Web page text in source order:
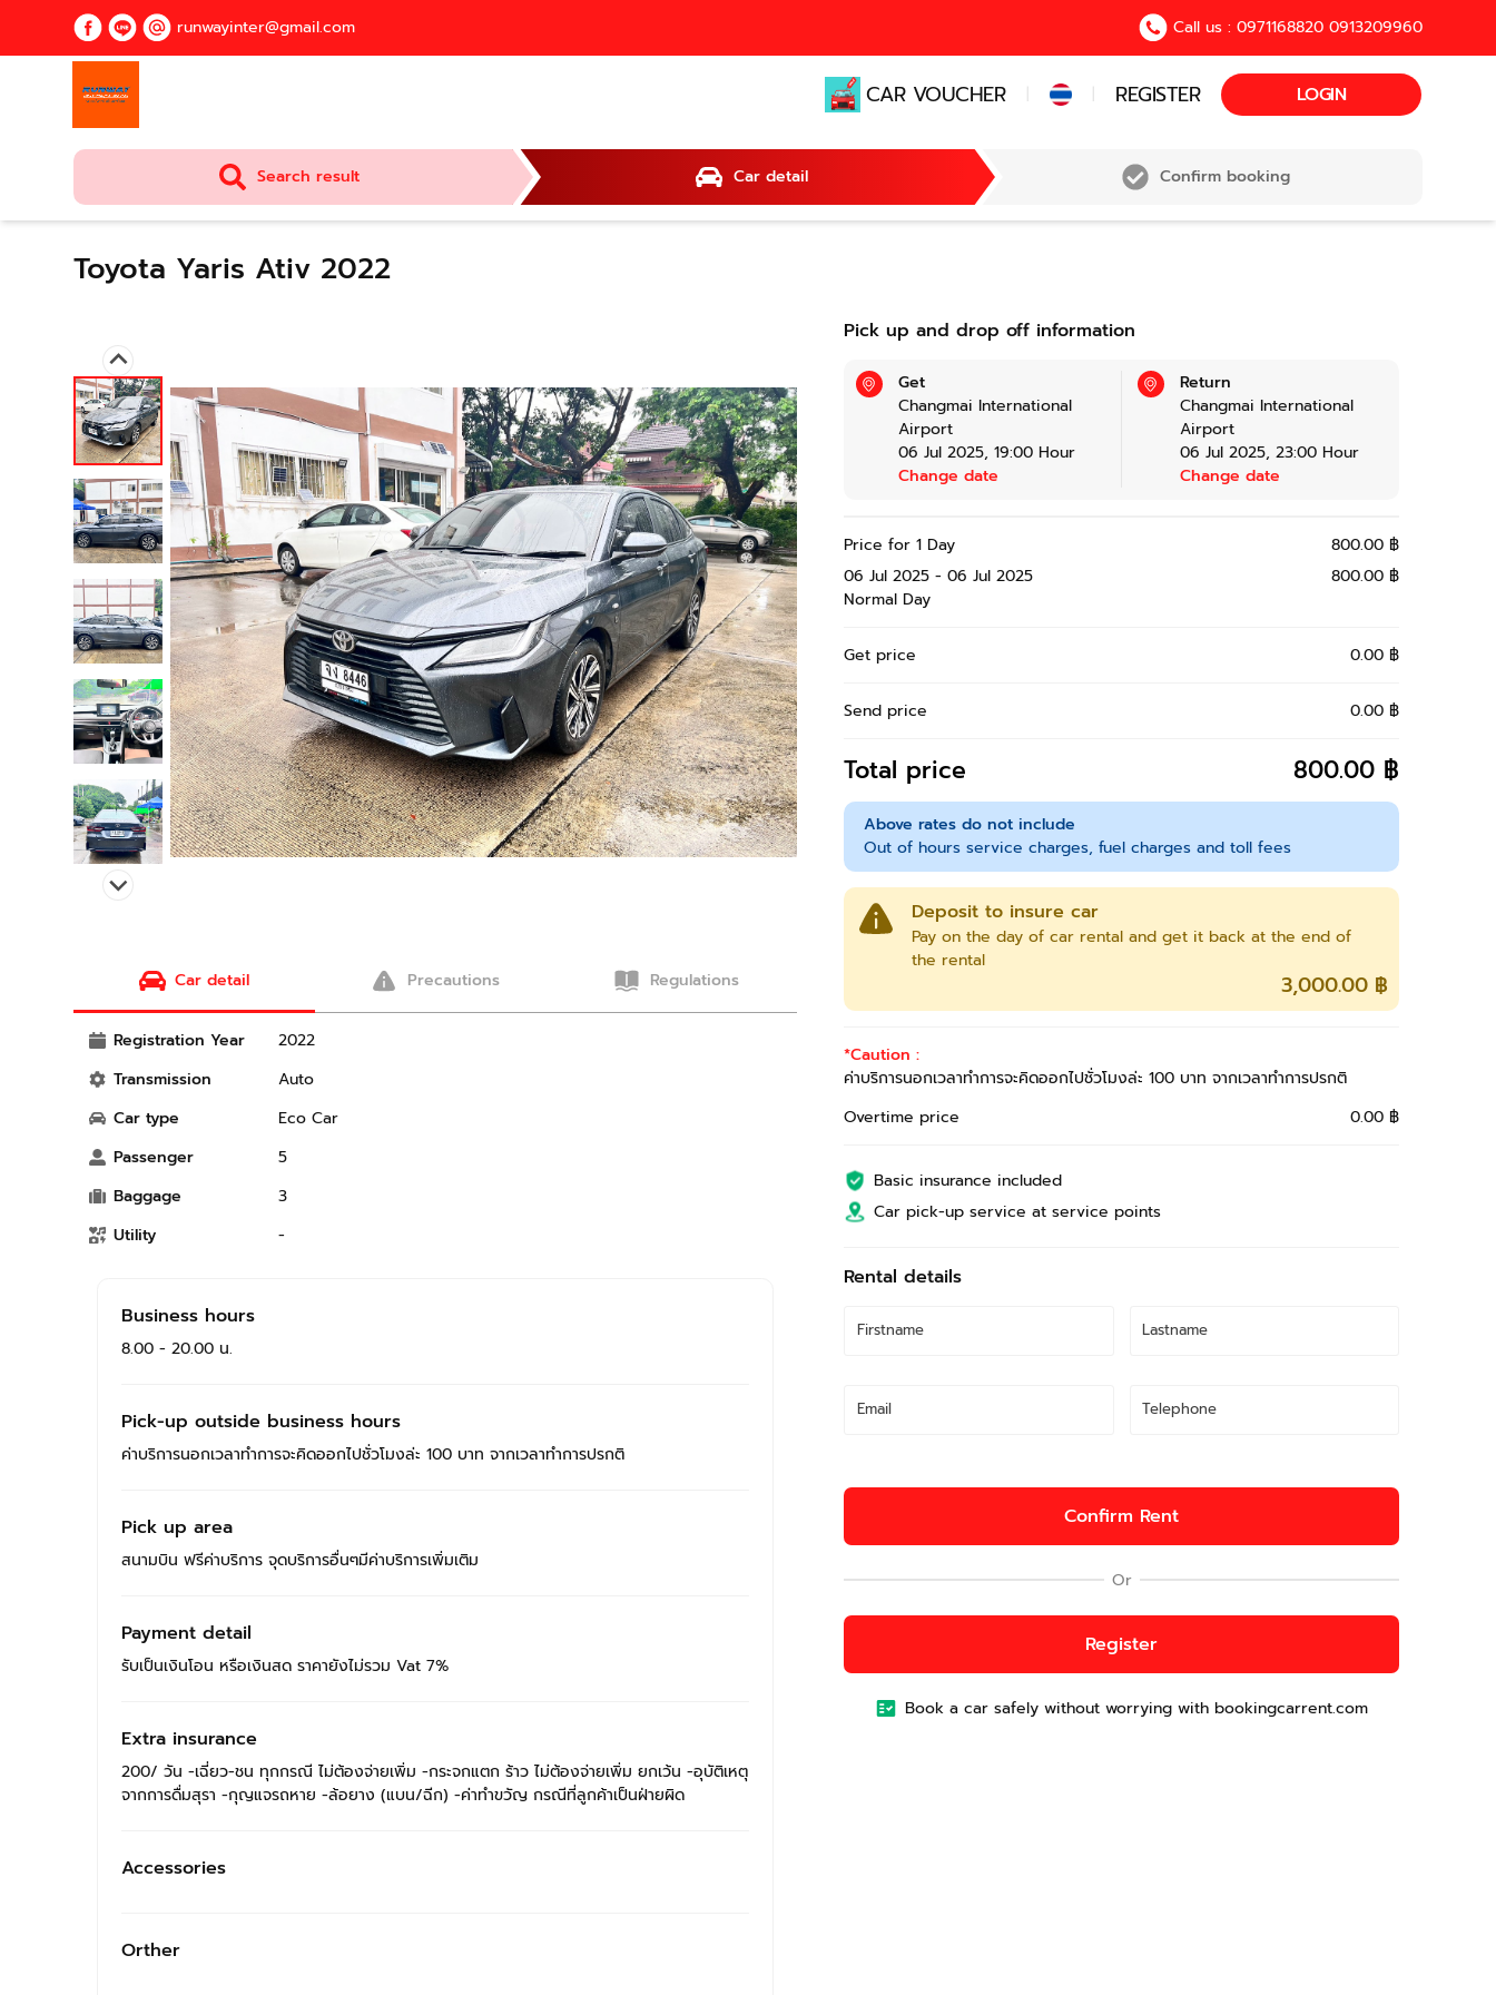
runwayinter@gmail.com Call us : 0971168820 0913209960
CAR VOUCHER | | REGISTER LOGIN
Search result Car detail Confirm booking
Toyota Yaris Ativ 2022
Car detail Precautions Regulations
Registration Year
2022
Transmission
Auto
Car type
Eco Car
Passenger
5
Baggage
3
Utility
-
Business hours
8.00 - 20.00 น.
Pick-up outside business hours
ค่าบริการนอกเวลาทำการจะคิดออกไปชั่วโมงล่ะ 100 บาท จากเวลาทำการปรกติ
Pick up area
สนามบิน ฟรีค่าบริการ จุดบริการอื่นๆมีค่าบริการเพิ่มเติม
Payment detail
รับเป็นเงินโอน หรือเงินสด ราคายังไม่รวม Vat 7%
Extra insurance
200/ วัน -เฉี่ยว-ชน ทุกกรณี ไม่ต้องจ่ายเพิ่ม -กระจกแตก ร้าว ไม่ต้องจ่ายเพิ่ม ยกเว้น -อุบัติเหตุ
จากการดื่มสุรา -กุญแจรถหาย -ล้อยาง (แบน/ฉีก) -ค่าทำขวัญ กรณีที่ลูกค้าเป็นฝ่ายผิด
Accessories
Orther
Pick up and drop off information
Get
Changmai International
Airport
06 Jul 2025, 19:00Hour
Change date
Return
Changmai International
Airport
06 Jul 2025, 23:00Hour
Change date
Price for 1 Day
800.00 ฿
06 Jul 2025 - 06 Jul 2025
800.00 ฿
Normal Day
Get price 0.00 ฿
Send price 0.00 ฿
Total price 800.00 ฿
Above rates do not include
Out of hours service charges, fuel charges and toll fees
Deposit to insure car
Pay on the day of car rental and get it back at the end of
the rental
3,000.00 ฿
*Caution :
ค่าบริการนอกเวลาทำการจะคิดออกไปชั่วโมงล่ะ 100 บาท จากเวลาทำการปรกติ
Overtime price
0.00 ฿
Basic insurance included
Car pick-up service at service points
Rental details
Confirm Rent
Or
Register
Book a car safely without worrying with bookingcarrent.com